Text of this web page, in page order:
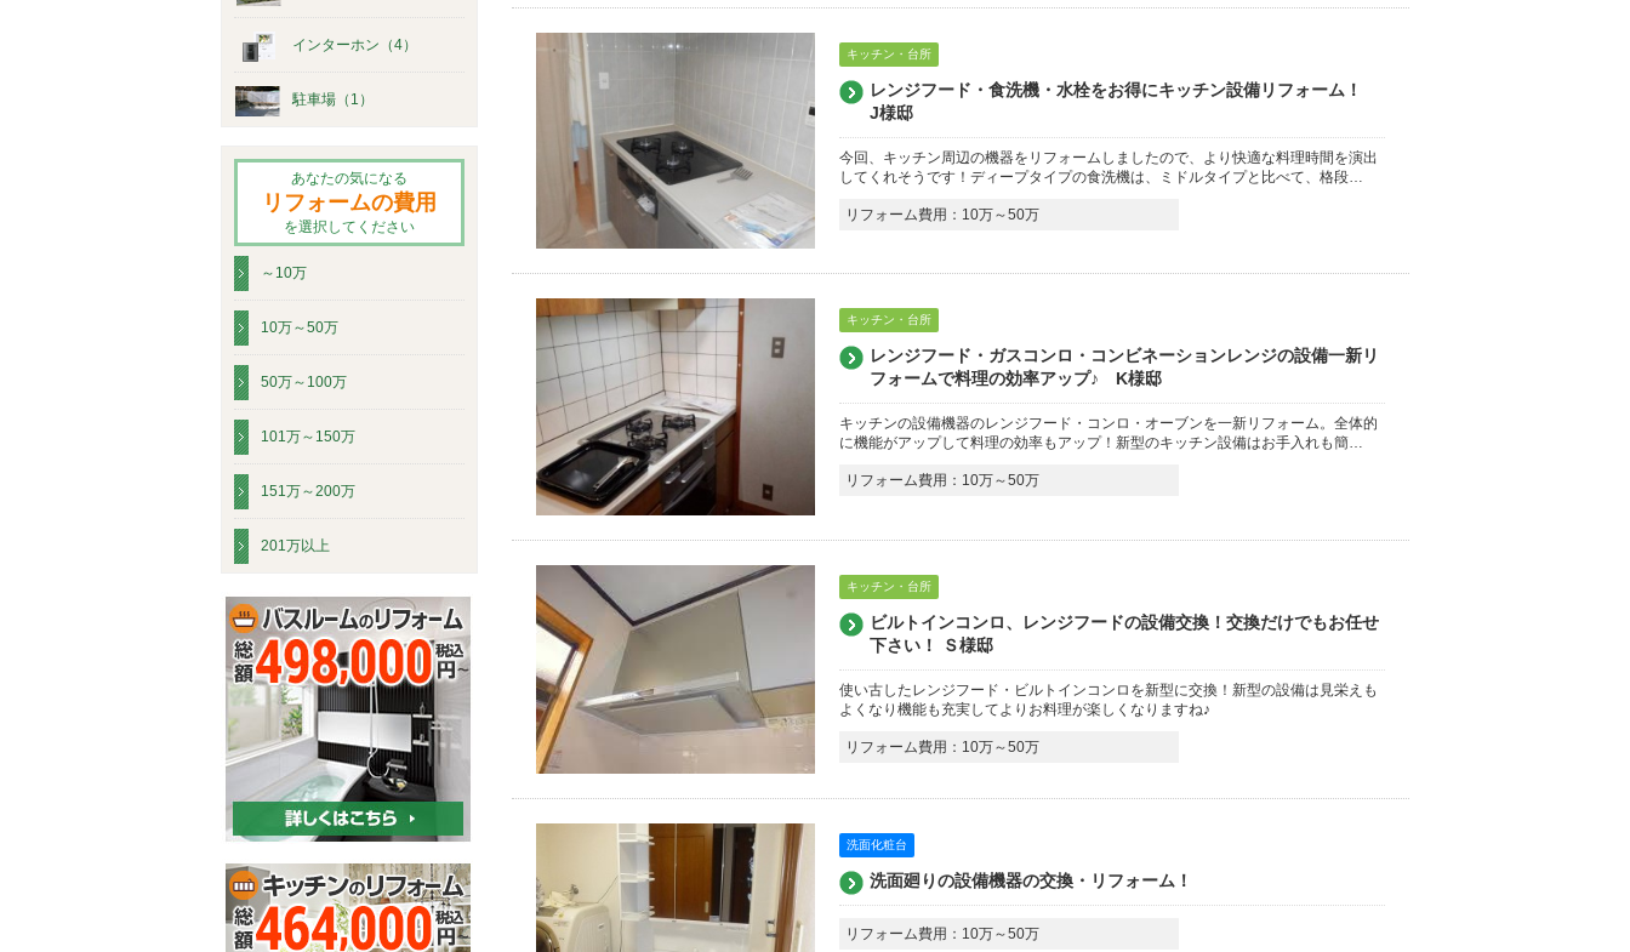
キッチン・台所
レンジフード・食洗機・水栓をお得にキッチン設備リフォーム！
J様邸
今回、キッチン周辺の機器をリフォームしましたので、より快適な料理時間を演出
してくれそうです！ディープタイプの食洗機は、ミドルタイプと比べて、格段…
リフォーム費用：10万～50万
キッチン・台所
レンジフード・ガスコンロ・コンビネーションレンジの設備一新リ
フォームで料理の効率アップ♪ K様邸
キッチンの設備機器のレンジフード・コンロ・オーブンを一新リフォーム。全体的
に機能がアップして料理の効率もアップ！新型のキッチン設備はお手入れも簡…
リフォーム費用：10万～50万
キッチン・台所
ビルトインコンロ、レンジフードの設備交換！交換だけでもお任せ
下さい！ Ｓ様邸
使い古したレンジフード・ビルトインコンロを新型に交換！新型の設備は見栄えも
よくなり機能も充実してよりお料理が楽しくなりますね♪
リフォーム費用：10万～50万
洗面化粧台
洗面廻りの設備機器の交換・リフォーム！
リフォーム費用：10万～50万
インターホン（4）
駐車場（1）
あなたの気になる
リフォームの費用
を選択してください
～10万
10万～50万
50万～100万
101万～150万
151万～200万
201万以上